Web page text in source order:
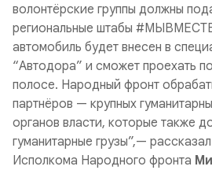
волонтёрские группы должны
региональные штабы
автомобиль будет внесен в
“Автодора” и сможет проехать
полосе. Народный фронт
партнёров — крупных
органов власти, которые также
гуманитарные грузы”,—
Исполкома Народного фронта